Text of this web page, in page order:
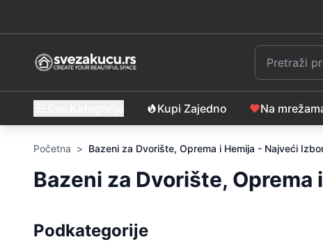
Kupi Zajedno Na
Početna > Bazeni za Dvorište, Oprema i Hemija - Najveći
Bazeni za Dvorište,
Podkategorije